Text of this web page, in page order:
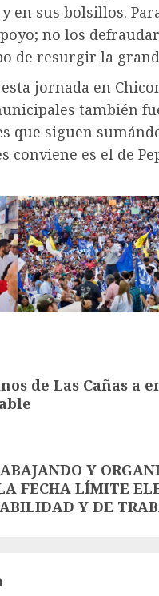
en sus bolsillos.
no los
de resurgir la
jornada en
también
que siguen
conviene es el de
de Las Cañas a
Y
FECHA LÍMITE
Y DE